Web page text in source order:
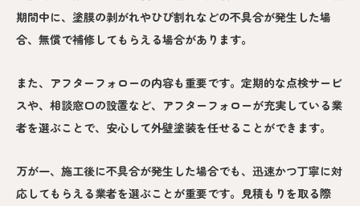
期間中に、塗膜の剥がれやひび割れなどの不具合が発生した場
合、無償で補修してもらえる場合があります。
また、アフターフォローの内容も重要です。定期的な点検サービ
スや、相談窓口の設置など、アフターフォローが充実している業
者を選ぶことで、安心して外壁塗装を任せることができます。
万が一、施工後に不具合が発生した場合でも、迅速かつ丁寧に対
応してもらえる業者を選ぶことが重要です。見積もりを取る際